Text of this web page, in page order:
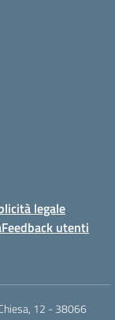
legale
Feedback utenti
12 - 38066